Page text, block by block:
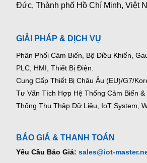
Đức, Thành phố Hồ Chí Minh, Việt
GIẢI PHÁP & DỊCH VỤ
Phân Phối Cảm Biến, Bộ Điều Khiển,
PLC, HMI, Thiết Bị Điện.
Cung Cấp Thiết Bị Châu Âu (EU)/G7/
Tư Vấn Tích Hợp Hệ Thống Cảm Biến
Thống Thu Thập Dữ Liệu, IoT System,
BÁO GIÁ & THANH TOÁN
Yêu Cầu Báo Giá: sales@iot-